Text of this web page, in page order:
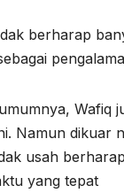
berharap
Wafiq
Namun dikuar
usah
yang tepat